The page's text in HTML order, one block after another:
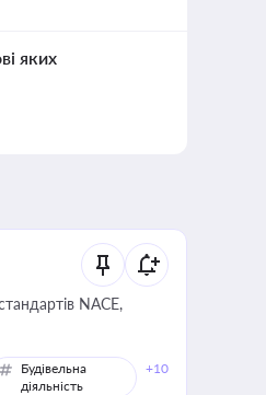
яких
NACE,
Будівельна
діяльність
+10